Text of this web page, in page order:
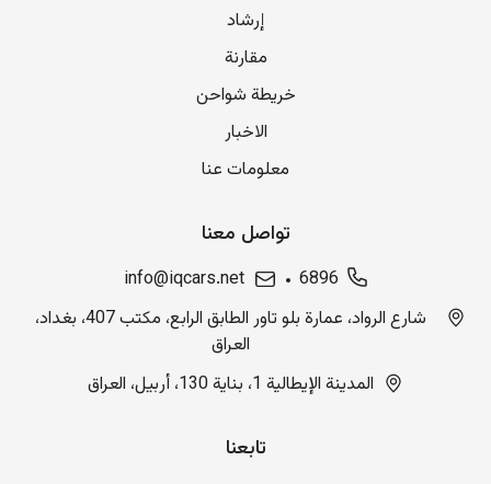
إرشاد
مقارنة
خريطة شواحن
الاخبار
معلومات عنا
تواصل معنا
6896
info@iqcars.net
شارع الرواد، عمارة بلو تاور الطابق الرابع، مكتب 407، بغداد،
العراق
المدينة الإيطالية 1، بناية 130، أربيل، العراق
تابعنا